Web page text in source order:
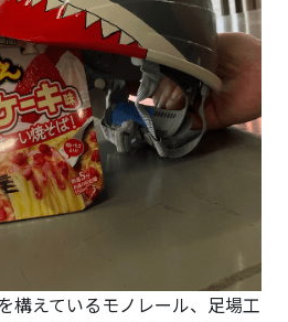
構えているモノレール、足場工